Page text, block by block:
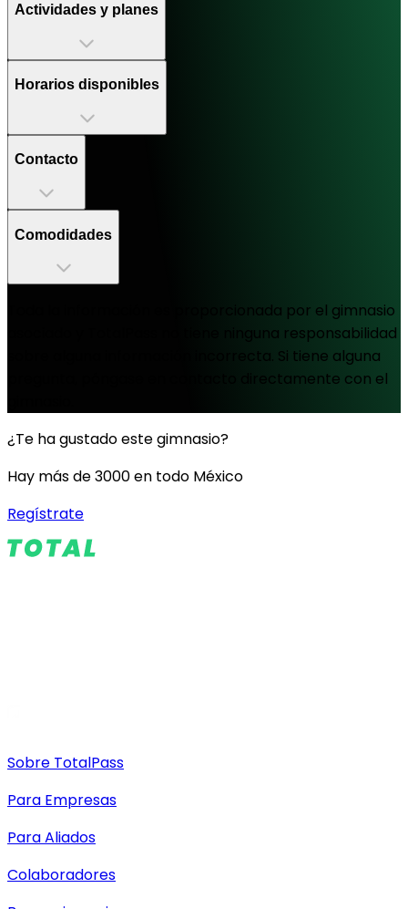
Actividades y planes
Horarios disponibles
Contacto
Comodidades
Toda la información es proporcionada por el gimnasio
asociado y TotalPass no tiene ninguna responsabilidad
sobre alguna información incorrecta. Si tiene alguna
pregunta, póngase en contacto directamente con el
¿Te ha gustado este gimnasio?
Hay más de 3000 en todo México
Regístrate
Sobre TotalPass
Para Empresas
Para Aliados
Colaboradores